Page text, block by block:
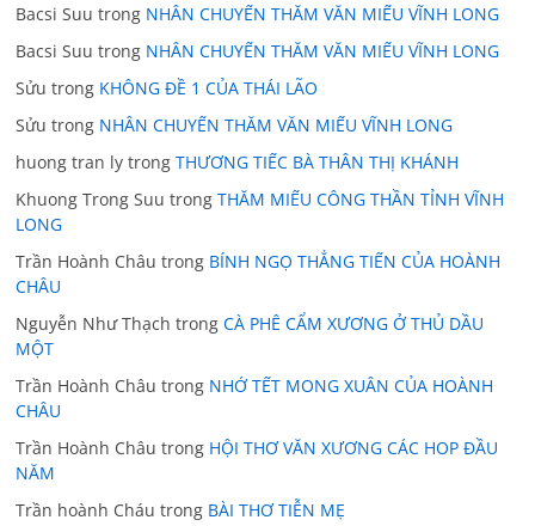
Bacsi Suu trong NHÂN CHUYẾN THĂM VĂN MIẾU VĨNH LONG
Bacsi Suu trong NHÂN CHUYẾN THĂM VĂN MIẾU VĨNH LONG
Sửu trong KHÔNG ĐỀ 1 CỦA THÁI LÃO
Sửu trong NHÂN CHUYẾN THĂM VĂN MIẾU VĨNH LONG
huong tran ly trongTHƯƠNG TIẾC BÀ THÂN THỊ KHÁNH
Khuong Trong Suu trongTHĂM MIẾU CÔNG THẦN TỈNH VĨNH
LONG
Trần Hoành Châu trong BÍNH NGỌ THẲNG TIẾN CỦA HOÀNH
CHÂU
Nguyễn Như Thạch trongCÀ PHÊ CẨM XƯƠNG Ở THỦ DẦU
MỘT
Trần Hoành Châu trong NHỚ TẾT MONG XUÂN CỦA HOÀNH
CHÂU
Trần Hoành Châu trong HỘI THƠ VĂN XƯƠNG CÁC HOP ĐẦU
NĂM
Trần hoành Cháu trong BÀI THƠ TIỄN MẸ